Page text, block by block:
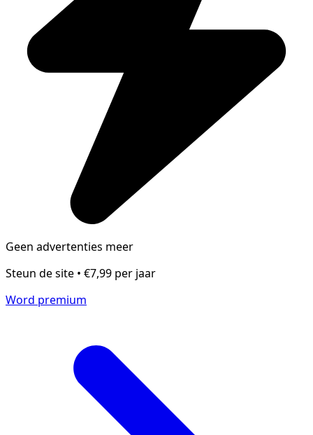
Geen advertenties meer
Steun de site • €7,99 per jaar
Word premium